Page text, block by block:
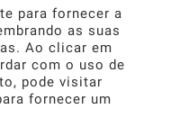
para fornecer a
as suas
Ao clicar em
com o uso de
pode visitar
fornecer um